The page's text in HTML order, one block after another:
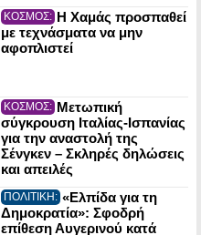
ΚΟΣΜΟΣ: Η Χαμάς προσπαθεί
με τεχνάσματα να μην
αφοπλιστεί
ΚΟΣΜΟΣ: Μετωπική
σύγκρουση Ιταλίας-Ισπανίας
για την αναστολή της
Σένγκεν – Σκληρές δηλώσεις
και απειλές
ΠΟΛΙΤΙΚΗ: «Ελπίδα για τη
Δημοκρατία»: Σφοδρή
επίθεση Αυγερινού κατά